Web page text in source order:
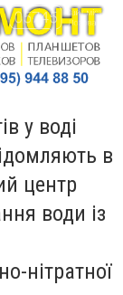
у воді
в
центр
води із
нітратної